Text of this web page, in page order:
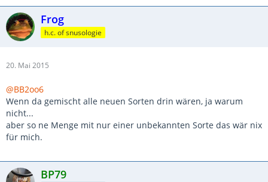
Frog
h.c. of snusologie
20. Mai 2015
@BB2oo6
Wenn da gemischt alle neuen Sorten drin wären, ja warum
nicht...
aber so ne Menge mit nur einer unbekannten Sorte das wär nix
für mich.
BP79